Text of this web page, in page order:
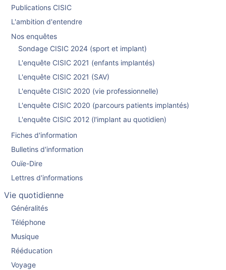
Publications CISIC
L'ambition d'entendre
Nos enquêtes
Sondage CISIC 2024 (sport et implant)
L'enquête CISIC 2021 (enfants implantés)
L'enquête CISIC 2021 (SAV)
L'enquête CISIC 2020 (vie professionnelle)
L'enquête CISIC 2020 (parcours patients implantés)
L'enquête CISIC 2012 (l'implant au quotidien)
Fiches d'information
Bulletins d'information
Ouïe-Dire
Lettres d'informations
Vie quotidienne
Généralités
Téléphone
Musique
Rééducation
Voyage